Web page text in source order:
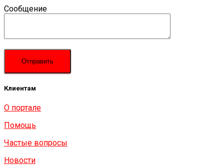
Сообщение
Клиентам
О портале
Помощь
Частые вопросы
Новости